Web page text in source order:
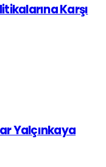
Karşı
Yalçınkaya